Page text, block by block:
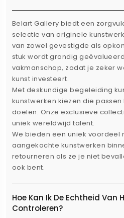
Belart Gallery biedt een
selectie van originele
van zowel gevestigde als
stuk wordt grondig
vakmanschap, zodat je zeker
kunst investeert.
Met deskundige begeleiding
kunstwerken kiezen die
doelen. Onze exclusieve
uniek wereldwijd talent.
We bieden een uniek voordeel
aangekochte kunstwerken
retourneren als ze je niet
ook bent.
Hoe Kan Ik De Echtheid Van
Controleren?